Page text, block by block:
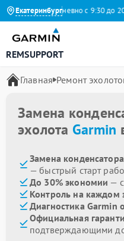
Екатеринбург
Ежедневно с 9:30 до
REMSUPPORT
Главная Ремонт
Замена
эхолота Garmin
Замена
— быстрый старт
До 30% экономии —
Контроль на каждом
Диагностика Garmin
Официальная
подтверждающими